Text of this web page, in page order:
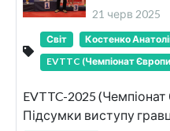
21 черв 2025
Світ
Костенко
EVTTC (Чемпіонат
EVTTC-2025
Підсумки виступу